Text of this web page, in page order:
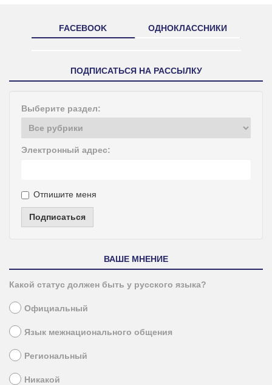
FACEBOOK ОДНОКЛАССНИКИ
ПОДПИСАТЬСЯ НА РАССЫЛКУ
Выберите раздел:
Электронный адрес:
Отпишите меня
Подписаться
ВАШЕ МНЕНИЕ
Какой статус должен быть у русского языка?
Официальный
Язык межнационального общения
Региональный
Никакой